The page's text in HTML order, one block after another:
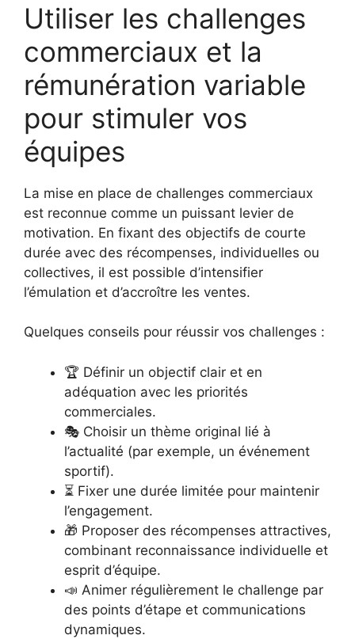
Utiliser les challenges
commerciaux et la
rémunération variable
pour stimuler vos
équipes
La mise en place de challenges commerciaux
est reconnue comme un puissant levier de
motivation. En fixant des objectifs de courte
durée avec des récompenses, individuelles ou
collectives, il est possible d’intensifier
l’émulation et d’accroître les ventes.
Quelques conseils pour réussir vos challenges :
🏆 Définir un objectif clair et en
adéquation avec les priorités
commerciales.
🎭 Choisir un thème original lié à
l’actualité (par exemple, un événement
sportif).
⏳ Fixer une durée limitée pour maintenir
l’engagement.
🎁 Proposer des récompenses attractives,
combinant reconnaissance individuelle et
esprit d’équipe.
📣 Animer régulièrement le challenge par
des points d’étape et communications
dynamiques.